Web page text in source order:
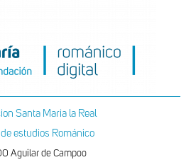
Santa Maria la Real
estudios Románico
Aguilar de Campoo